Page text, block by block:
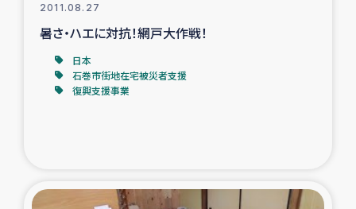
レバノンでのシリア難民への教育支援事業
神原ゼミxパルシック
2011.08.27
暑さ・ハエに対抗！網戸大作戦！
日本
石巻市街地在宅被災者支援
復興支援事業